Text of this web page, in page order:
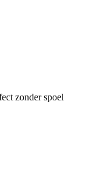
zonder spoel